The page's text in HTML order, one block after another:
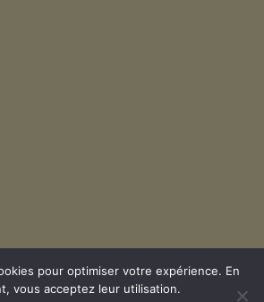
-Politique d'échange et retour
pour optimiser votre expérience. En
vous acceptez leur utilisation.